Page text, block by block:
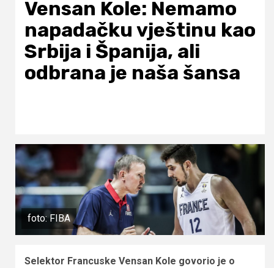
Vensan Kole: Nemamo
napadačku vještinu kao
Srbija i Španija, ali
odbrana je naša šansa
foto: FIBA
Selektor Francuske Vensan Kole govorio je o